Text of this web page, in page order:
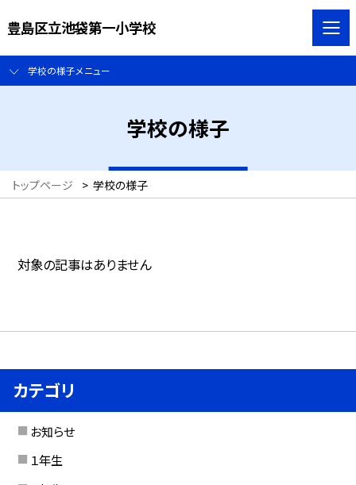
豊島区立池袋第一小学校
学校の様子メニュー
学校の様子
トップページ > 学校の様子
対象の記事はありません
カテゴリ
お知らせ
１年生